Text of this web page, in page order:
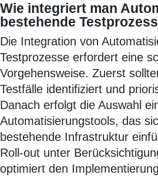
Wie integriert man
bestehende
Die Integration von
Testprozesse erfordert eine
Vorgehensweise. Zuerst
Testfälle identifiziert und
Danach erfolgt die Auswahl
Automatisierungstools, das
bestehende Infrastruktur
Roll-out unter
optimiert den